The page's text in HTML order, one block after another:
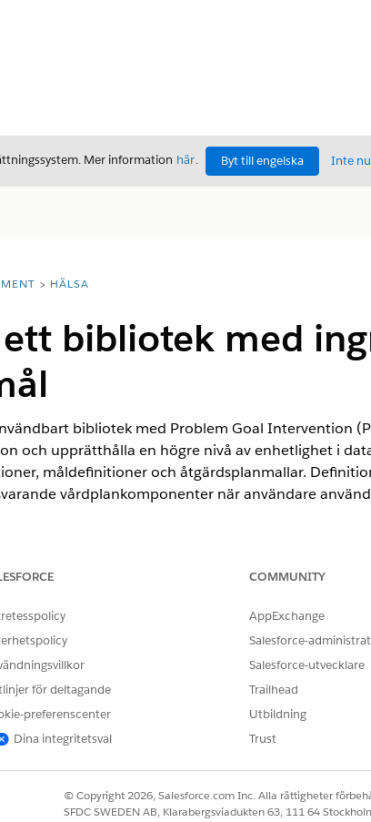
Mer information här. Byt till engelska Inte nu
HÄLSA
bibliotek med
bibliotek med Problem Goal Intervention
och upprätthålla en högre nivå av enhetlighet i
måldefinitioner och åtgärdsplanmallar.
vårdplankomponenter när användare
Unlimited
att begränsa skriv- och redigeringsåtkomst
upprätthålla bibliotekets dataintegritet.
som ICD-koder, namn och beskrivningar. Denna
för deltagande
preferenscenter
Dina integritetsval
COMMUNITY
AppExchange
Salesforce-
Salesforce-utvecklare
Trailhead
Utbildning
Trust
© Copyright 2026, Salesforce.com Inc. Alla rättigheter
SFDC SWEDEN AB, Klarabergsviadukten 63, 111 64